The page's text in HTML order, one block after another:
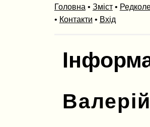
Головна • Зміст•
• Контакти • Вхід